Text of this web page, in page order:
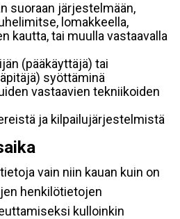
suoraan järjestelmään,
lomakkeella,
kautta, tai muulla vastaavalla
(pääkäyttäjä) tai
syöttäminä
vastaavien tekniikoiden
ja kilpailujärjestelmistä
vain niin kauan kuin on
henkilötietojen
kulloinkin